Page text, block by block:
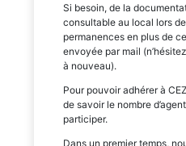
Si besoin, de la
consultable au local lors
permanences en plus de
envoyée par mail
à nouveau).
Pour pouvoir adhérer à
de savoir le nombre
participer.
Dans un premier temps,